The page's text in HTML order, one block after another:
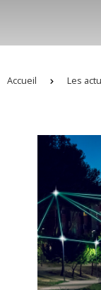
Accueil Les